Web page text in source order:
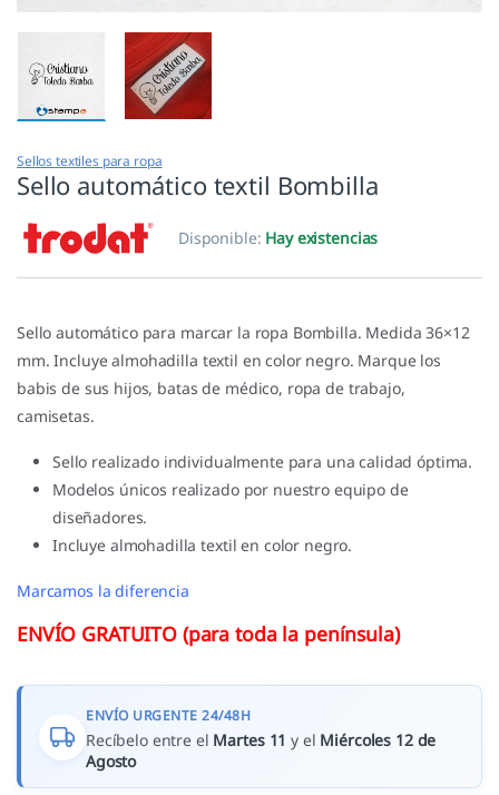
Sellos textiles para ropa
Sello automático textil Bombilla
Disponible: Hay existencias
Sello automático para marcar la ropa Bombilla. Medida 36×12
mm. Incluye almohadilla textil en color negro. Marque los
babis de sus hijos, batas de médico, ropa de trabajo,
camisetas.
Sello realizado individualmente para una calidad óptima.
Modelos únicos realizado por nuestro equipo de
diseñadores.
Incluye almohadilla textil en color negro.
Marcamos la diferencia
ENVÍO GRATUITO (para toda la península)
ENVÍO URGENTE 24/48H
Recíbelo entre el Martes 11 y el Miércoles 12 de
Agosto